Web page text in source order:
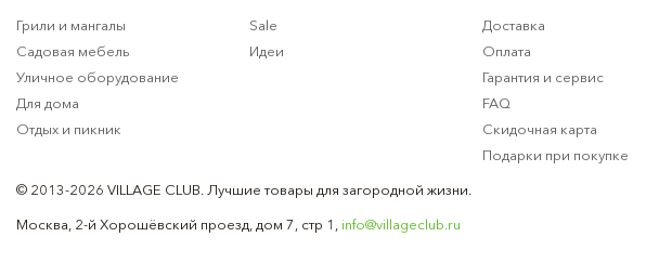
Грили и мангалы
Садовая мебель
Уличное оборудование
Для дома
Отдых и пикник
Sale
Идеи
Доставка
Оплата
Гарантия и сервис
FAQ
Скидочная карта
Подарки при покупке
© 2013-2026 VILLAGE CLUB. Лучшие товары для загородной жизни.
Москва, 2-й Хорошёвский проезд, дом 7, стр 1, info@villageclub.ru